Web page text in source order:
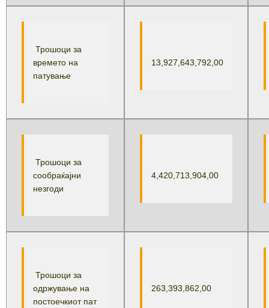
Трошоци за
времето на
патување
13,927,643,792,00
Трошоци за
сообраќајни
незгоди
4,420,713,904,00
Трошоци за
одржување на
постоечкиот пат
263,393,862,00